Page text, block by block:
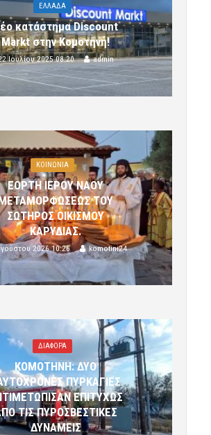
ΕΛΛΑΔΑ
κατάστημα Discount
Markt στην Κομοτηνή!
Ιουλίου 2025 08:20 admin
ΚΟΙΝΩΝΙΑ
ΕΟΡΤΗ ΙΕΡΟΥ ΝΑΟΥ
ΤΟΥ
ΣΩΤΗΡΟΣ ΟΙΚΙΣΜΟΥ
ΚΑΡΥΔΙΑΣ.
2026 10:26 komotini24
ΔΙΑΦΟΡΑ
ΚΟΜΟΤΗΝΗ: ΔΥΟ
ΠΥΡΚΑΓΙΕΣ
ΕΠΙΤΥΧΩΣ
ΤΙΣ ΠΥΡΟΣΒΕΣΤΙΚΕΣ
ΔΥΝΑΜΕΙΣ